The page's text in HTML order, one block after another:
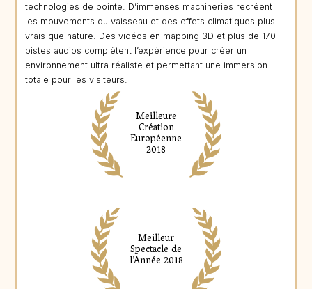
technologies de pointe. D’immenses machineries recréent
les mouvements du vaisseau et des effets climatiques plus
vrais que nature. Des vidéos en mapping 3D et plus de 170
pistes audios complètent l’expérience pour créer un
environnement ultra réaliste et permettant une immersion
totale pour les visiteurs.
Meilleure
Création
Européenne
2018
Meilleur
Spectacle de
l’Année 2018